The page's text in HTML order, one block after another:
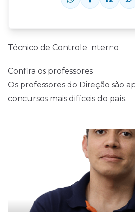
Técnico de Controle Interno
Confira os professores
Os professores do Direção são
concursos mais difíceis do país.